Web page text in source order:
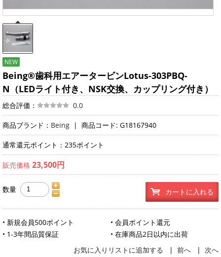
NEW
Being®歯科用エアータービンLotus-303PBQ-
N（LEDライト付き、NSK交換、カップリング付き）
総合評価： 0.0
商品ブランド： Being | 商品コード: G18167940
通常還元ポイント：235ポイント
販売価格 23,500円
数量 カートに入れる
• 新規会員500ポイント
• 会員ポイント還元
• 1-3年間品質保証
• 在庫商品2日以内に出荷
お気に入りリストに追加する
| 前へ | 次へ